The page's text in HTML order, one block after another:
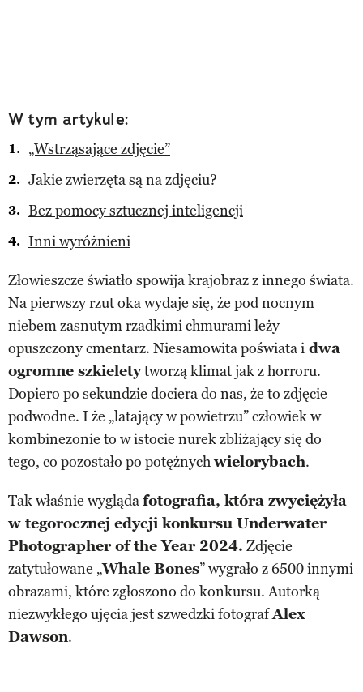
W tym artykule:
„Wstrząsające zdjęcie”
Jakie zwierzęta są na zdjęciu?
Bez pomocy sztucznej inteligencji
Inni wyróżnieni
Złowieszcze światło spowija krajobraz z innego świata.
Na pierwszy rzut oka wydaje się, że pod nocnym
niebem zasnutym rzadkimi chmurami leży
opuszczony cmentarz. Niesamowita poświata i dwa
ogromne szkieletytworzą klimat jak z horroru.
Dopiero po sekundzie dociera do nas, że to zdjęcie
podwodne. I że „latający w powietrzu” człowiek w
kombinezonie to w istocie nurek zbliżający się do
tego, co pozostało po potężnychwielorybach.
Tak właśnie wyglądafotografia, która zwyciężyła
w tegorocznej edycji konkursu Underwater
Photographer of the Year 2024. Zdjęcie
zatytułowane „Whale Bones” wygrało z 6500 innymi
obrazami, które zgłoszono do konkursu. Autorką
niezwykłego ujęcia jest szwedzki fotografAlex
Dawson.